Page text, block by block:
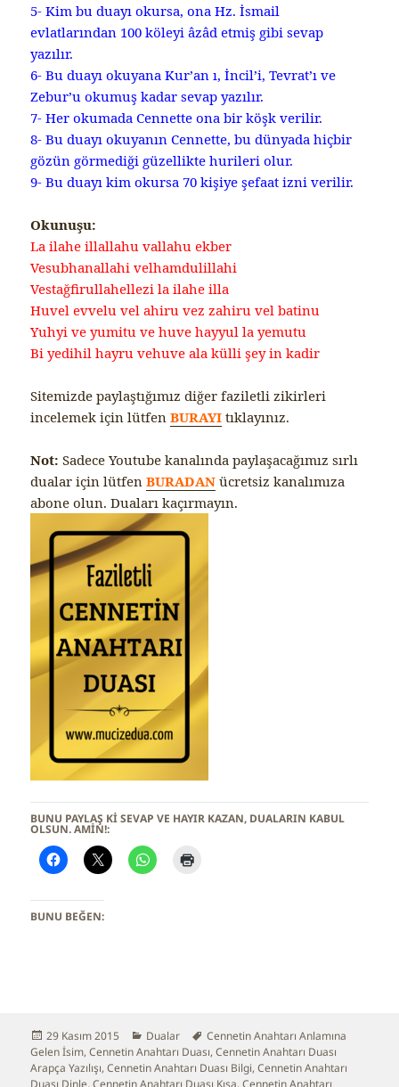
5- Kim bu duayı okursa, ona Hz. İsmail
evlatlarından 100 köleyi âzâd etmiş gibi sevap
yazılır.
6- Bu duayı okuyana Kur’an ı, İncil’i, Tevrat’ı ve
Zebur’u okumuş kadar sevap yazılır.
7- Her okumada Cennette ona bir köşk verilir.
8- Bu duayı okuyanın Cennette, bu dünyada hiçbir
gözün görmediği güzellikte hurileri olur.
9- Bu duayı kim okursa 70 kişiye şefaat izni verilir.
Okunuşu:
La ilahe illallahu vallahu ekber
Vesubhanallahi velhamdulillahi
Vestağfirullahellezi la ilahe illa
Huvel evvelu vel ahiru vez zahiru vel batinu
Yuhyi ve yumitu ve huve hayyul la yemutu
Bi yedihil hayru vehuve ala külli şey in kadir
Sitemizde paylaştığımız diğer faziletli zikirleri
incelemek için lütfenBURAYI tıklayınız.
Not: Sadece Youtube kanalında paylaşacağımız sırlı
dualar için lütfenBURADAN ücretsiz kanalımıza
abone olun. Duaları kaçırmayın.
BUNU PAYLAŞ KI SEVAP VE HAYIR KAZAN, DUALARIN KABUL
OLSUN. AMİN!:
BUNU BEĞEN:
Yayın
tarihi
29 Kasım 2015 Kategoriler
Dualar Etiketler
Cennetin Anahtarı Anlamına
Gelen İsim,Cennetin Anahtarı Duası,Cennetin Anahtarı Duası
Arapça Yazılışı,Cennetin Anahtarı Duası Bilgi,Cennetin Anahtarı
Duası Dinle,Cennetin Anahtarı Duası Kısa,Cennetin Anahtarı